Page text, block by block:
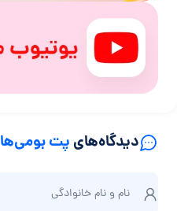
دیدگاه‌های پت بومی‌ها
ا
نام و نام‌ خانوادگی